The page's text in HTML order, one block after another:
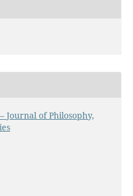
Jоurnal of Philosophy,